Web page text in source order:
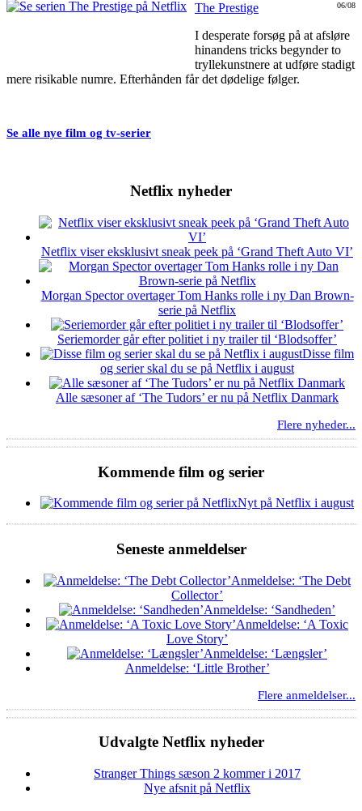
06/08
The Prestige
I desperate forsøg på at afsløre
hinandens tricks begynder to
tryllekunstnere at udføre stadigt
mere risikable numre. Efterhånden får det dødelige følger.
Se alle nye film og tv-serier
Netflix nyheder
Netflix viser eksklusivt sneak peek på ‘Grand Theft Auto VI’
Morgan Spector overtager Tom Hanks rolle i ny Dan Brown-
serie på Netflix
Seriemorder går efter politiet i ny trailer til ‘Blodsoffer’
Disse film
og serier skal du se på Netflix i august
Alle sæsoner af ‘The Tudors’ er nu på Netflix Danmark
Flere nyheder...
Kommende film og serier
Nyt på Netflix i august
Seneste anmeldelser
Anmeldelse: ‘The Debt
Collector’
Anmeldelse: ‘Sandheden’
Anmeldelse: ‘A Toxic
Love Story’
Anmeldelse: ‘Længsler’
Anmeldelse: ‘Little Brother’
Flere anmeldelser...
Udvalgte Netflix nyheder
Stranger Things sæson 2 kommer i 2017
Nye afsnit på Netflix